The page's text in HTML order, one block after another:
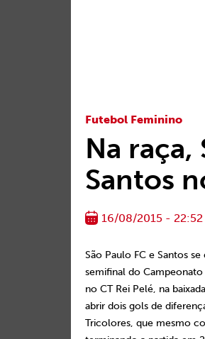
Futebol Feminino
Na raça,
Santos
16/08/2015 - 22:52
São Paulo FC e Santos
semifinal do
no CT Rei Pelé, na
abrir dois gols de
Tricolores, que mesmo